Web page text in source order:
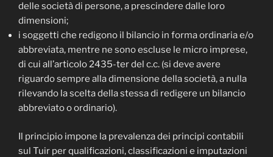
delle società di persone, a prescindere dalle loro
dimensioni;
i soggetti che redigono il bilancio in forma ordinaria e/o
abbreviata, mentre ne sono escluse le micro imprese,
di cui all’articolo 2435-ter del c.c. (si deve avere
riguardo sempre alla dimensione della società, a nulla
rilevando la scelta della stessa di redigere un bilancio
abbreviato o ordinario).
Il principio impone la prevalenza dei principi contabili
sul Tuir per qualificazioni, classificazioni e imputazioni